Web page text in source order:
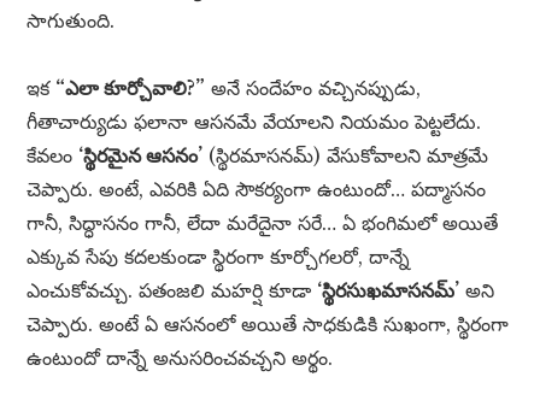
సాగుతుంది.
ఇక “ఎలా కూర్చోవాలి?” అనే సందేహం వచ్చినప్పుడు,
గీతాచార్యుడు ఫలానా ఆసనమే వేయాలని నియమం పెట్టలేదు.
కేవలం ‘స్థిరమైన ఆసనం’ (స్థిరమాసనమ్) వేసుకోవాలని మాత్రమే
చెప్పారు. అంటే, ఎవరికి ఏది సౌకర్యంగా ఉంటుందో… పద్మాసనం
గానీ, సిద్ధాసనం గానీ, లేదా మరేదైనా సరే… ఏ భంగిమలో అయితే
ఎక్కువ సేపు కదలకుండా స్థిరంగా కూర్చోగలరో, దాన్నే
ఎంచుకోవచ్చు. పతంజలి మహర్షి కూడా ‘స్థిరసుఖమాసనమ్’ అని
చెప్పారు. అంటే ఏ ఆసనంలో అయితే సాధకుడికి సుఖంగా, స్థిరంగా
ఉంటుందో దాన్నే అనుసరించవచ్చని అర్థం.